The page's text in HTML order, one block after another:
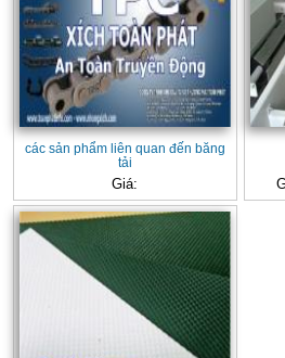
các sản phẩm liên quan đến băng
tải
Giá: